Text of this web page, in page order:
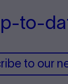
to-
to our